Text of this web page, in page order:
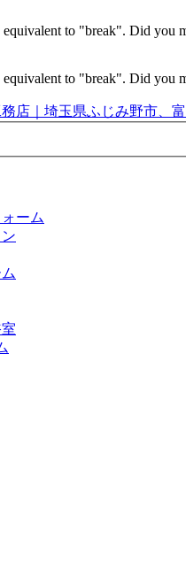
to "break". Did you
to "break". Did you
ーム